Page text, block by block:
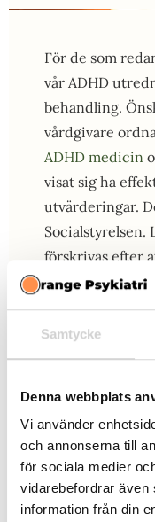
Samtycke
Denna webbplats
Vi använder
och annonserna till
för sociala medier
vidarebefordrar även
information från din
För de som
vår ADHD
behandling.
vårdgivare
ADHD medicin
visat sig ha
utvärderingar.
Socialstyrelsen.
förskrivas efter
fungerande för
våra insatser är
rätt verktyg så
dit du vill.